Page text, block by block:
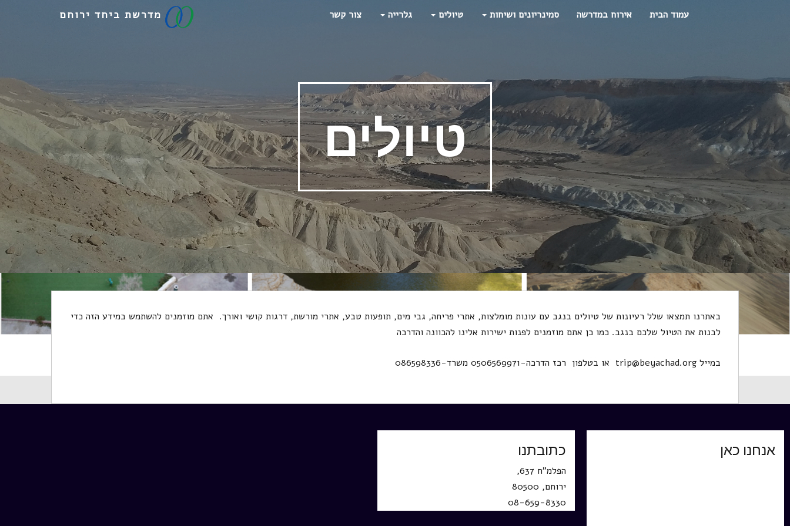
מדרשת ביחד ירוחם עמוד הבית אירוח במדרשה סמינריונים ושיחות טיולים גלרייה צור קשר
טיולים
באתרנו תמצאו שלל רעיונות של טיולים בנגב עם עונות מומלצות, אתרי פריחה, גבי מים, תופעות טבע, אתרי מורשת, דרגות קושי ואורך. אתם מוזמנים להשתמש במידע הזה כדי
לבנות את הטיול שלכם בנגב. כמו כן אתם מוזמנים לפנות ישירות אלינו להכוונה והדרכה
במייל trip@beyachad.org או בטלפון רכז הדרכה-0506569971 משרד-086598336
אנחנו כאן כתובתנו
הפלמ"ח 637,
ירוחם, 80500
08-659-8330